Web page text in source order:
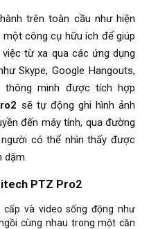
trên toàn cầu như hiện
một công cụ hữu ích để giúp
từ xa qua các ứng dụng
Skype, Google Hangouts,
thông minh được tích hợp
sẽ tự động ghi hình ảnh
đến máy tính, qua đường
có thể nhìn thấy được
dặm.
PTZ Pro2
cấp và video sống động như
cùng nhau trong một căn